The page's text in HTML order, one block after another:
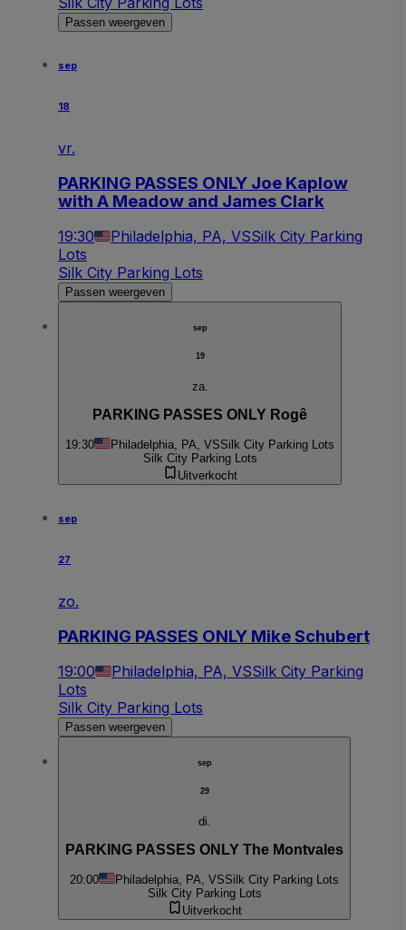
Passen weergeven
sep
18
vr.
PARKING PASSES ONLY Joe Kaplow
with A Meadow and James Clark
19:30 Philadelphia, PA, VSSilk City Parking
Lots
Silk City Parking Lots
Passen weergeven
sep
19
za.
PARKING PASSES ONLY Rogê
19:30 Philadelphia, PA, VSSilk City Parking Lots
Silk City Parking Lots
Uitverkocht
sep
27
zo.
PARKING PASSES ONLY Mike Schubert
19:00 Philadelphia, PA, VSSilk City Parking
Lots
Silk City Parking Lots
Passen weergeven
sep
29
di.
PARKING PASSES ONLY The Montvales
20:00 Philadelphia, PA, VSSilk City Parking Lots
Silk City Parking Lots
Uitverkocht